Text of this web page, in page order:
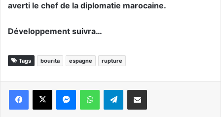
averti le chef de la diplomatie marocaine.
Développement suivra…
Tags bourita espagne rupture
WhatsApp Telegram